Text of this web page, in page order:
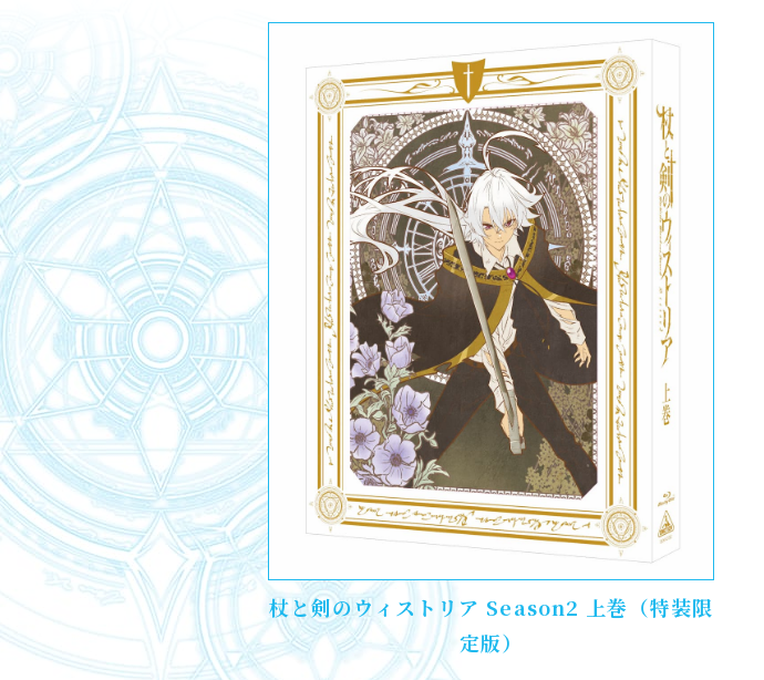
杖と剣のウィストリア Season2 上巻（特装限
定版）